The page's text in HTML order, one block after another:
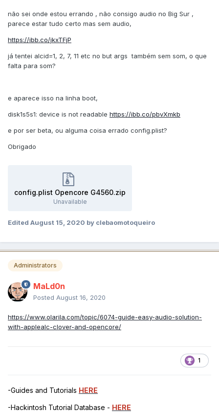
não sei onde estou errando , não consigo audio no Big Sur ,
parece estar tudo certo mas sem audio,
https://ibb.co/jkxTFjP
já tentei alcid=1, 2, 7, 11 etc no but args também sem som, o que
falta para som?
e aparece isso na linha boot,
disk1s5s1: device is not readable https://ibb.co/pbvXmkb
e por ser beta, ou alguma coisa errado config.plist?
Obrigado
config.plist Opencore G4560.zip
Unavailable
Edited August 15, 2020 by clebaomotoqueiro
Administrators
MaLd0n
Posted August 16, 2020
https://www.olarila.com/topic/6074-guide-easy-audio-solution-
with-applealc-clover-and-opencore/
1
-Guides and Tutorials HERE
-Hackintosh Tutorial Database - HERE